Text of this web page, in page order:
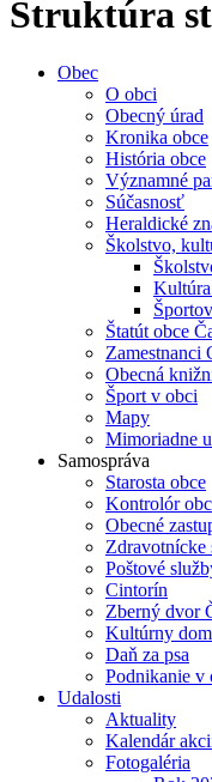
Štruktúra
Obec
O obci
Obecný úrad
Kronika obce
História obce
Významné
Súčasnosť
Heraldické
Školstvo,
Štatút obce
Zamestnanci
Obecná
Šport v obci
Mapy
Mimoriadne
Samospráva
Starosta obce
Kontrolór
Obecné
Zdravotnícke
Poštové
Cintorín
Zberný dvor
Kultúrny
Daň za psa
Podnikanie v
Udalosti
Aktuality
Kalendár
Fotogaléria